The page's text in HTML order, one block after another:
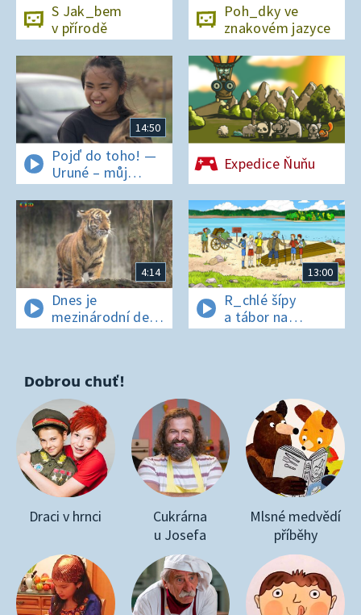
S Jak_bem
v přírodě
Poh_dky ve
znakovém jazyce
14:50
Pojď do toho! —
Uruné – můj
horský koník
Expedice Ňuňu
4:14
Dnes je
mezinárodní den
t_grů
13:00
R_chlé šípy
a tábor na
os_rově
Dobrou chuť!
Draci v hrnci
Cukrárna
u Josefa
Mlsné medvědí
příběhy